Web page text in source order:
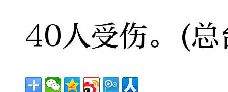
40人受伤。(